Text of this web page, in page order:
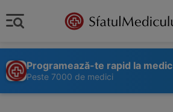
Programează-te rapid la medic
Peste 7000 de medici